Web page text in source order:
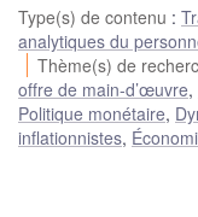
Type(s) de contenu :
analytiques du
Thème(s) de
offre de main-d’œuvre,
Politique monétaire,
inflationnistes,